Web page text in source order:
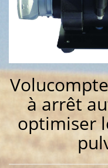
à arrêt
optimiser